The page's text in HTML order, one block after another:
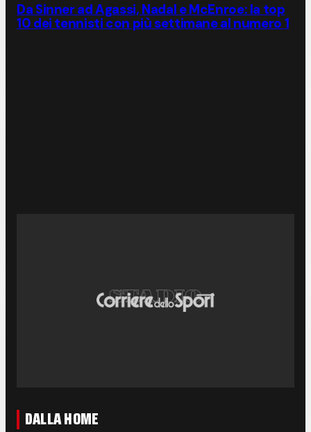
Da Sinner ad Agassi, Nadal e McEnroe: la top
10 dei tennisti con più settimane al numero 1
DALLA HOME